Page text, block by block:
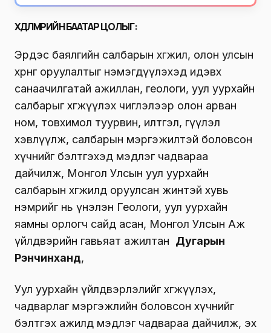
ХӨДӨЛМӨРИЙН БААТАР ЦОЛЫГ:
Эрдэс баялгийн салбарын хөгжил, олон улсын
хөрөнгө оруулалтыг нэмэгдүүлэхэд идэвх
санаачилгатай ажиллан, геологи, уул уурхайн
салбарыг хөгжүүлэх чиглэлээр олон арван
ном, товхимол туурвин, илтгэл, өгүүлэл
хэвлүүлж, салбарын мэргэжилтэй боловсон
хүчнийг бэлтгэхэд мэдлэг чадвараа
дайчилж, Монгол Улсын уул уурхайн
салбарын хөгжилд оруулсан жинтэй хувь
нэмрийг нь үнэлэн Геологи, уул уурхайн
яамны орлогч сайд асан, Монгол Улсын Аж
үйлдвэрийн гавьяат ажилтан Дугарын
Рэнчинханд,
Уул уурхайн үйлдвэрлэлийг хөгжүүлэх,
чадварлаг мэргэжлийн боловсон хүчнийг
бэлтгэх ажилд мэдлэг чадвараа дайчилж, эх